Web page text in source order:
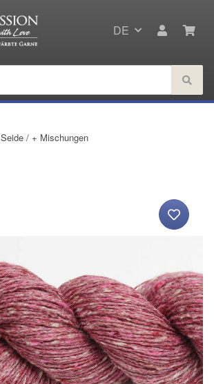
DE
Seide / + Mischungen